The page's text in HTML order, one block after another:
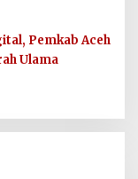
Pemkab Aceh
Ulama